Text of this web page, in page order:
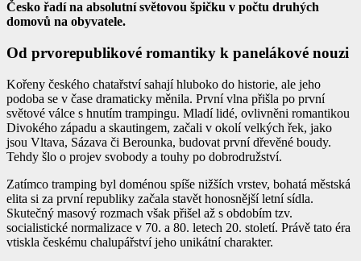
Česko řadí na absolutní světovou špičku v počtu druhých
domovů na obyvatele.
Od prvorepublikové romantiky k panelákové nouzi
Kořeny českého chatařství sahají hluboko do historie, ale jeho
podoba se v čase dramaticky měnila. První vlna přišla po první
světové válce s hnutím trampingu. Mladí lidé, ovlivněni romantikou
Divokého západu a skautingem, začali v okolí velkých řek, jako
jsou Vltava, Sázava či Berounka, budovat první dřevěné boudy.
Tehdy šlo o projev svobody a touhy po dobrodružství.
Zatímco tramping byl doménou spíše nižších vrstev, bohatá městská
elita si za první republiky začala stavět honosnější letní sídla.
Skutečný masový rozmach však přišel až s obdobím tzv.
socialistické normalizace v 70. a 80. letech 20. století. Právě tato éra
vtiskla českému chalupářství jeho unikátní charakter.